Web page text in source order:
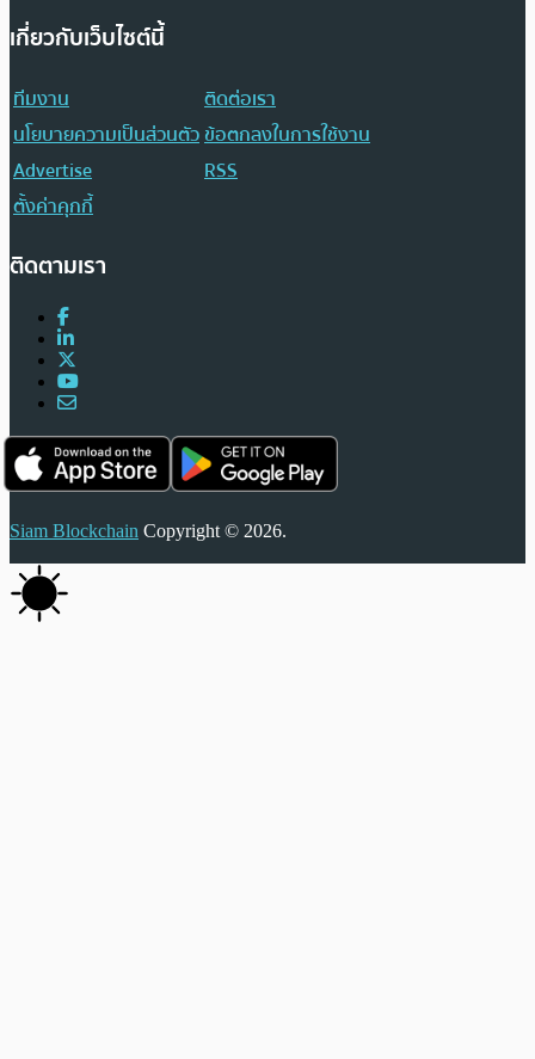
เกี่ยวกับเว็บไซต์นี้
ทีมงาน
ติดต่อเรา
นโยบายความเป็นส่วนตัวข้อตกลงในการใช้งาน
Advertise
RSS
ตั้งค่าคุกกี้
ติดตามเรา
Siam Blockchain Copyright © 2026.